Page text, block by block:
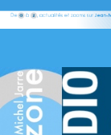
AU
CONTENU